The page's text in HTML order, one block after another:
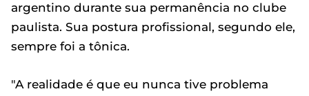
argentino durante sua permanência no clube
paulista. Sua postura profissional, segundo ele,
sempre foi a tônica.
"A realidade é que eu nunca tive problema